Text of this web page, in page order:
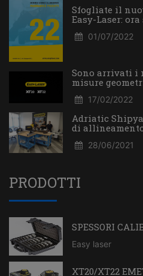
Sfogliate il
Easy-Laser:
01/07/2022
Sono arrivati i
misure
17/02/2022
Adriatic
di allineamento
28/06/2021
PRODOTTI
SPESSORI
Easy laser
XT20/XT22